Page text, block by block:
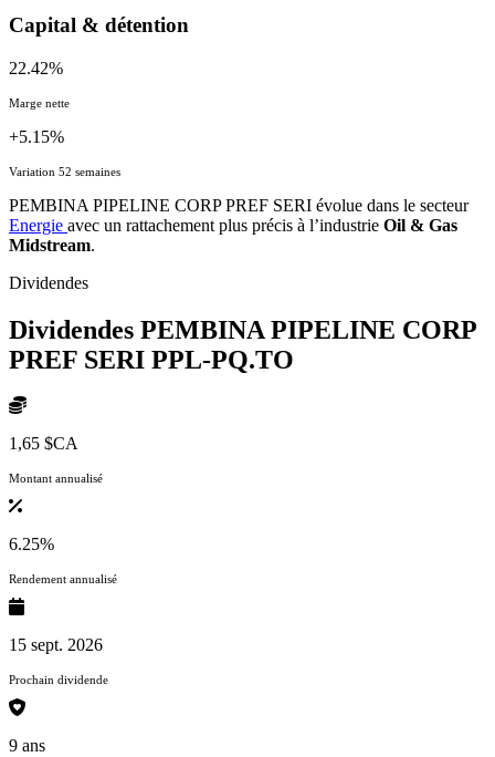
Capital & détention
22.42%
Marge nette
+5.15%
Variation 52 semaines
PEMBINA PIPELINE CORP PREF SERI évolue dans le secteur
Energie avec un rattachement plus précis à l’industrie Oil & Gas
Midstream.
Dividendes
Dividendes PEMBINA PIPELINE CORP
PREF SERI PPL-PQ.TO
1,65 $CA
Montant annualisé
6.25%
Rendement annualisé
15 sept. 2026
Prochain dividende
9 ans